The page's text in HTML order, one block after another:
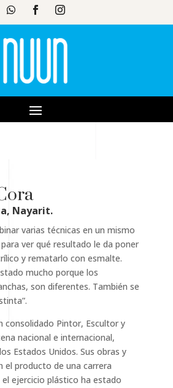
Nayarit.
varias técnicas en un mismo
ver qué resultado le da poner
y rematarlo con esmalte.
mucho porque los
son diferentes. También se
consolidado Pintor, Escultor y
nacional e internacional,
Estados Unidos. Sus obras y
el producto de una carrera
ejercicio plástico ha estado